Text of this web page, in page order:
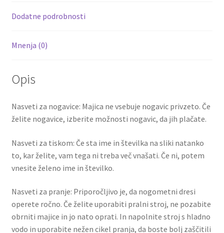
k
Dodatne podrobnosti
Mnenja (0)
Opis
Nasveti za nogavice: Majica ne vsebuje nogavic privzeto. Če
želite nogavice, izberite možnosti nogavic, da jih plačate.
Nasveti za tiskom: Če sta ime in številka na sliki natanko
to, kar želite, vam tega ni treba več vnašati. Če ni, potem
vnesite želeno ime in številko.
Nasveti za pranje: Priporočljivo je, da nogometni dresi
operete ročno. Če želite uporabiti pralni stroj, ne pozabite
obrniti majice in jo nato oprati. In napolnite stroj s hladno
vodo in uporabite nežen cikel pranja, da boste bolj zaščitili